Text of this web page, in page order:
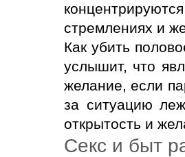
стремлениях и
Как убить
услышит, что
желание, если
за ситуацию
открытость и
Секс и быт